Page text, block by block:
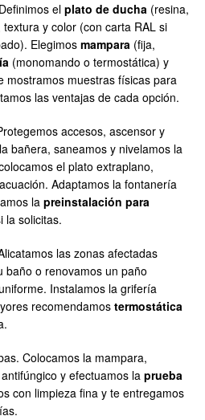
el plato de ducha (resina,
y color (con carta RAL si
Elegimos mampara (fija,
(monomando o termostática) y
mostramos muestras físicas para
las ventajas de cada opción.
accesos, ascensor y
bañera, saneamos y nivelamos la
el plato extraplano,
Adaptamos la fontanería
la preinstalación para
la solicitas.
las zonas afectadas
baño o renovamos un paño
Instalamos la grifería
recomendamos termostática
Colocamos la mampara,
y efectuamos la prueba
con limpieza fina y te entregamos